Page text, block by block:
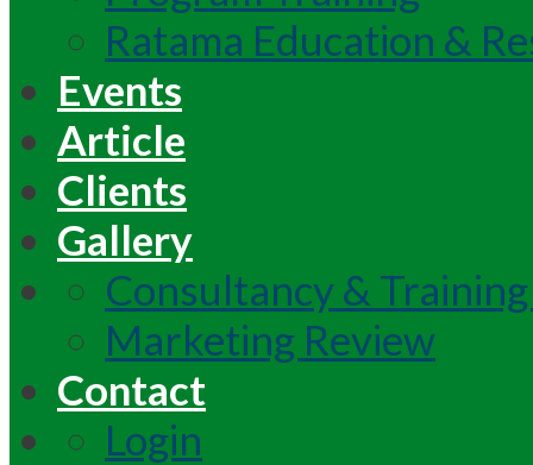
Ratama Education &
Events
Article
Clients
Gallery
Consultancy &
Marketing Review
Contact
Login